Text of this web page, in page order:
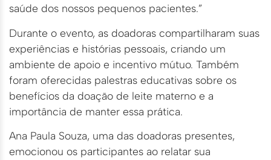
saúde dos nossos pequenos pacientes.”
Durante o evento, as doadoras compartilharam suas
experiências e histórias pessoais, criando um
ambiente de apoio e incentivo mútuo. Também
foram oferecidas palestras educativas sobre os
benefícios da doação de leite materno e a
importância de manter essa prática.
Ana Paula Souza, uma das doadoras presentes,
emocionou os participantes ao relatar sua